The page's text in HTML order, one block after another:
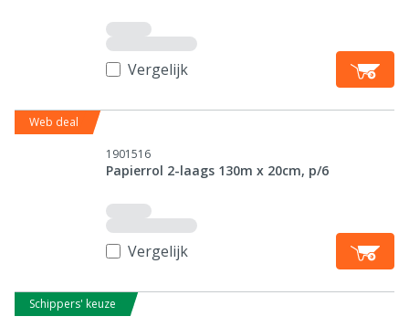
Vergelijk
Web deal
1901516
Papierrol 2-laags 130m x 20cm, p/6
Vergelijk
Schippers' keuze